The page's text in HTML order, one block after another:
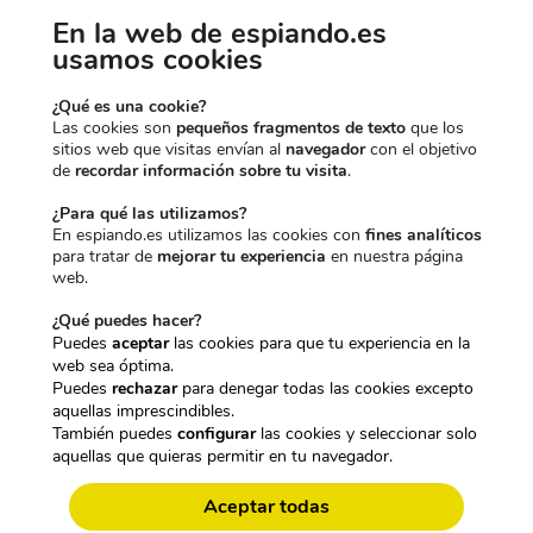
familiares conocer todo el tiempo el lugar en que ellos se
encuentran, de manera remota.
Trabaja por medio de una tarjeta SIM perteneciente a
cualquier compañía y con el código PIN desactivado
previamente. La transmisión de los datos al teléfono móvil o
Entre sus funciones destaca el seguimiento continuo del equipo,
utilizando un sistema de doble localización que combina GPS
y GSM/GPRS, por lo que la precisión de los datos es bastante
elevada. Incluso hace un registro del historial de seguimiento
que almacena en la plataforma.
Viene con un detector de movimiento que envía una
notificación cuando siente algún tipo de vibración, así como al
pasar el límite de velocidad previamente configurado. También
en modo stand by siempre que no detecte vibración o
En la web de espiando.es
usamos cookies
¿Qué es una cookie?
Las cookies son pequeños fragmentos de texto que los
sitios web que visitas envían al navegadorcon el objetivo
de recordar información sobre tu visita.
¿Para qué las utilizamos?
En espiando.es utilizamos las cookies con fines analíticos
para tratar de mejorar tu experiencia en nuestra página
web.
¿Qué puedes hacer?
Puedes aceptarlas cookies para que tu experiencia en la
web sea óptima.
Puedes rechazarpara denegar todas las cookies excepto
aquellas imprescindibles.
También puedes configurarlas cookies y seleccionar solo
aquellas que quieras permitir en tu navegador.
Aceptar todas
HAS CONSEGUIDO UN
10% EXTRA DE
DESCUENTO
Para desbloquearlo, dinos qué te
CÁMARAS DISCRETAS
GRABADORAS OCULTAS